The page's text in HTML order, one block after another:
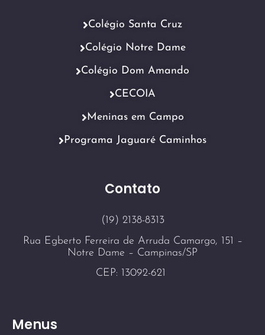
Contato
(19) 2138-8313
Rua Egberto Ferreira de Arruda Camargo, 151 –
Notre Dame – Campinas/SP
CEP: 13092-621
Menus
Colégio Santa Cruz
Colégio Notre Dame
Colégio Dom Amando
CECOIA
Meninas em Campo
Programa Jaguaré Caminhos